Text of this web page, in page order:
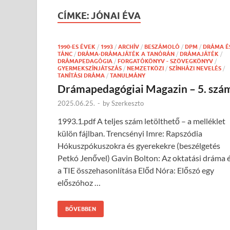
CÍMKE:JÓNAI ÉVA
1990-ES ÉVEK / 1993 / ARCHÍV / BESZÁMOLÓ / DPM / DRÁMA
TÁNC / DRÁMA-DRÁMAJÁTÉK A TANÓRÁN / DRÁMAJÁTÉK /
DRÁMAPEDAGÓGIA / FORGATÓKÖNYV - SZÖVEGKÖNYV /
GYERMEKSZÍNJÁTSZÁS / NEMZETKÖZI / SZÍNHÁZI NEVELÉS /
TANÍTÁSI DRÁMA / TANULMÁNY
Drámapedagógiai Magazin – 5.
2025.06.25. - bySzerkeszto
1993.1.pdf A teljes szám letölthető – a melléklet
külön fájlban. Trencsényi Imre: Rapszódia
Hókuszpókuszokra és gyerekekre (beszélgetés
Petkó Jenővel) Gavin Bolton: Az oktatási dráma
a TIE összehasonlítása Előd Nóra: Előszó egy
előszóhoz …
BŐVEBBEN